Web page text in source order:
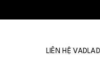
LIÊN HỆ